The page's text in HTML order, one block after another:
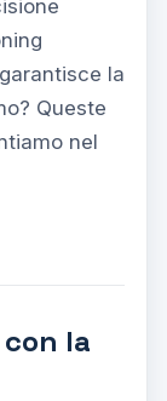
la
Queste
nel
la